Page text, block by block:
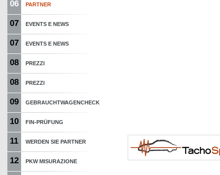
06 PARTNER
07 EVENTS E NEWS
07 EVENTS E NEWS
08 PREZZI
08 PREZZI
09 GEBRAUCHTWAGENCHECK
10 FIN-PRÜFUNG
11 WERDEN SIE PARTNER
12 PKW MISURAZIONE